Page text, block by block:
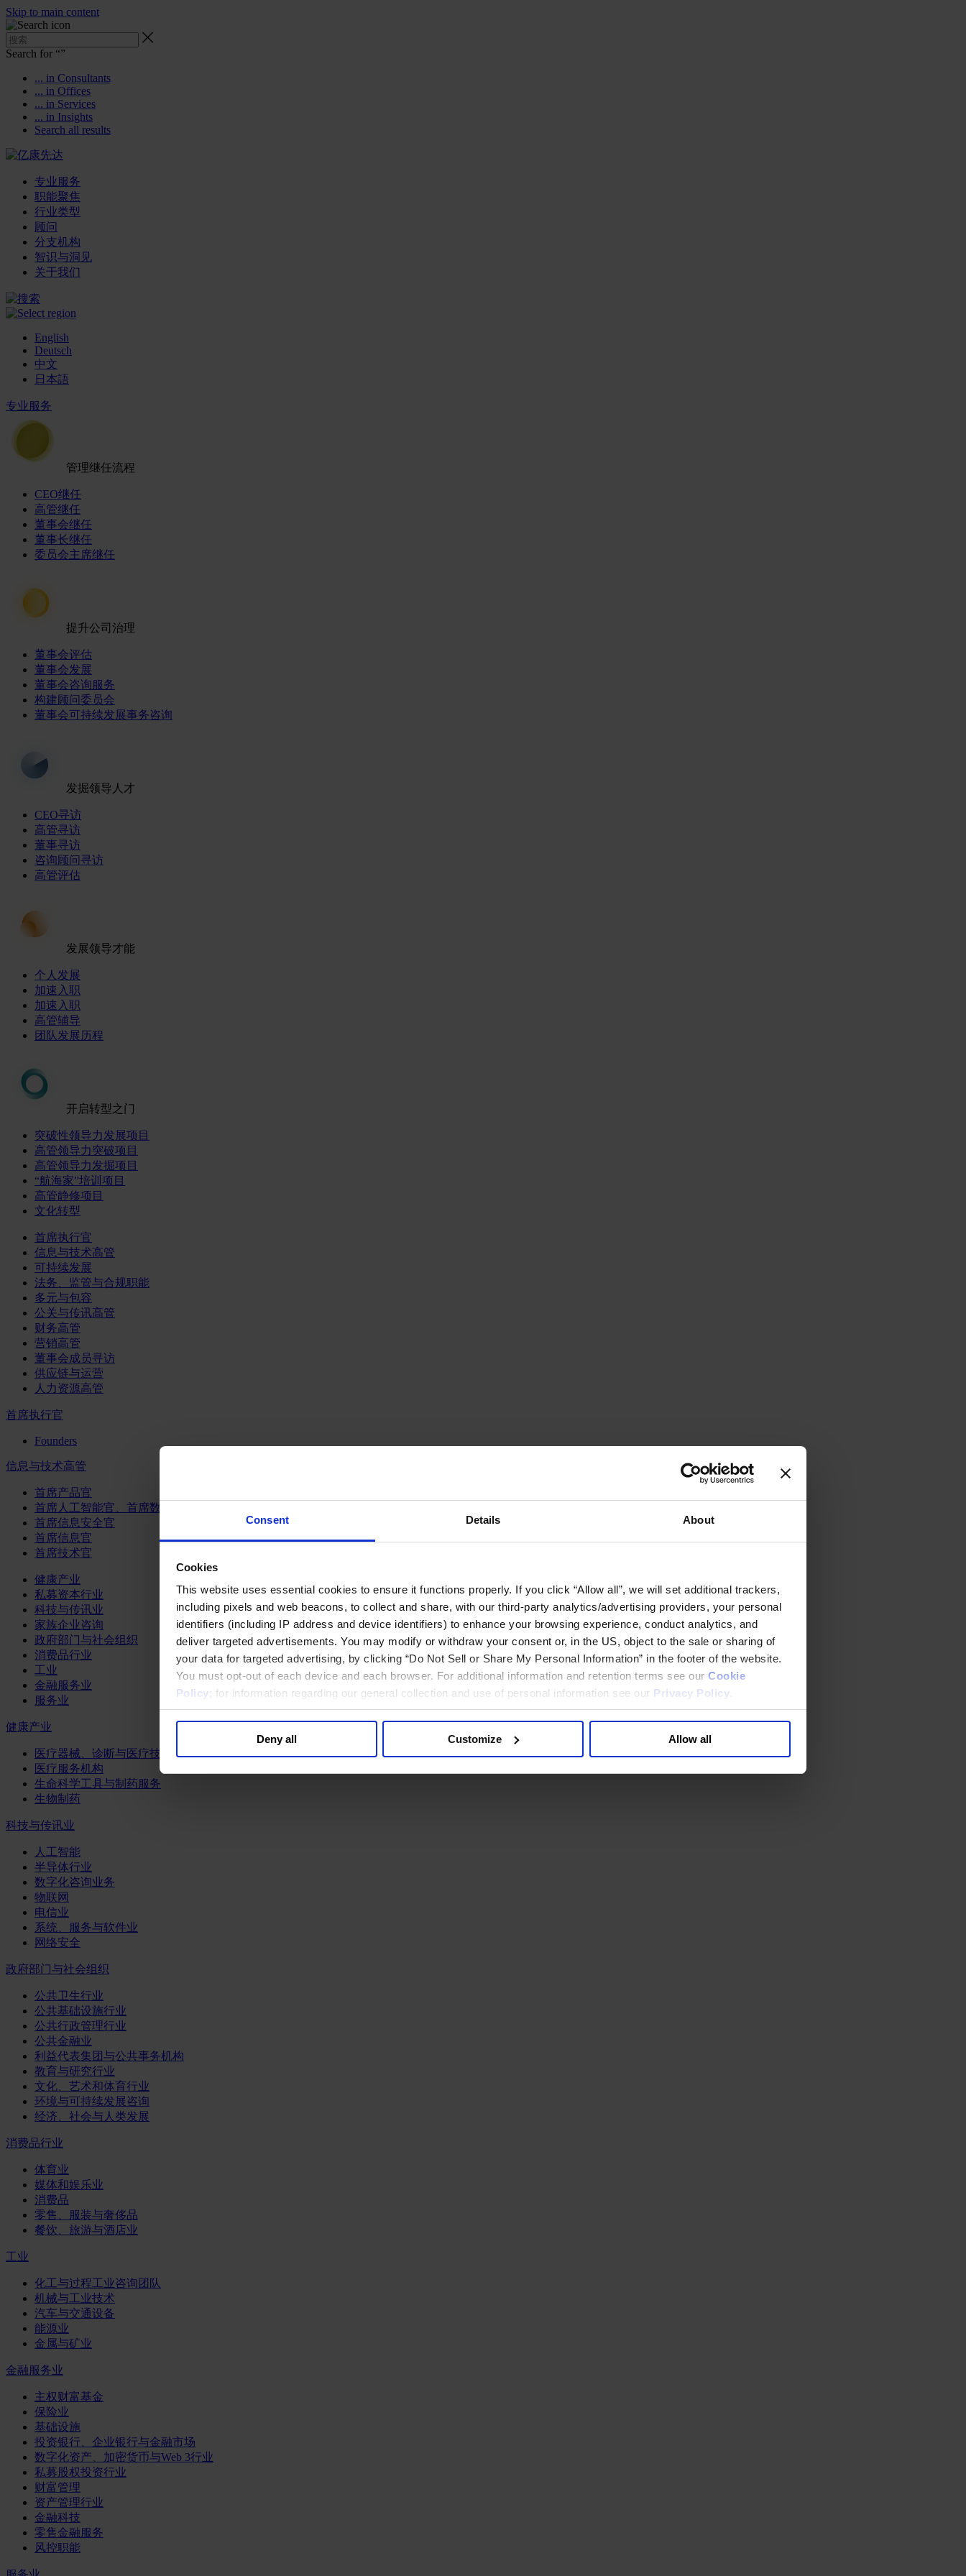
Consent Details About
Cookies
This website uses essential cookies to ensure it functions properly. If you click “Allow all”, we will set additional trackers,
including pixels and web beacons, to collect and share, with our third-party analytics/advertising providers, your personal
identifiers (including IP address and device identifiers) to enhance your browsing experience, conduct analytics, and
deliver targeted advertisements. You may modify or withdraw your consent or, in the US, object to the sale or sharing of
your data for targeted advertising, by clicking “Do Not Sell or Share My Personal Information” in the footer of the website.
You must opt-out of each device and each browser. For additional information and retention terms see our Cookie
Policy; for information regarding our general collection and use of personal information see our Privacy Policy
Deny all Customize Allow all
Skip to main content
Search for “”
... in Consultants
... in Offices
... in Services
... in Insights
Search all results
专业服务
职能聚焦
行业类型
顾问
分支机构
智识与洞见
关于我们
English
Deutsch
中文
日本語
专业服务
管理继任流程
CEO继任
高管继任
董事会继任
董事长继任
委员会主席继任
提升公司治理
董事会评估
董事会发展
董事会咨询服务
构建顾问委员会
董事会可持续发展事务咨询
发掘领导人才
CEO寻访
高管寻访
董事寻访
咨询顾问寻访
高管评估
发展领导才能
个人发展
加速入职
加速入职
高管辅导
团队发展历程
开启转型之门
突破性领导力发展项目
高管领导力突破项目
高管领导力发掘项目
“航海家”培训项目
高管静修项目
文化转型
首席执行官
信息与技术高管
可持续发展
法务、监管与合规职能
多元与包容
公关与传讯高管
财务高管
营销高管
董事会成员寻访
供应链与运营
人力资源高管
首席执行官
Founders
信息与技术高管
首席产品官
首席人工智能官、首席数据官和首席数据解析官
首席信息安全官
首席信息官
首席技术官
健康产业
私募资本行业
科技与传讯业
家族企业咨询
政府部门与社会组织
消费品行业
工业
金融服务业
服务业
健康产业
医疗器械、诊断与医疗技术
医疗服务机构
生命科学工具与制药服务
生物制药
科技与传讯业
人工智能
半导体行业
数字化咨询业务
物联网
电信业
系统、服务与软件业
网络安全
政府部门与社会组织
公共卫生行业
公共基础设施行业
公共行政管理行业
公共金融业
利益代表集团与公共事务机构
教育与研究行业
文化、艺术和体育行业
环境与可持续发展咨询
经济、社会与人类发展
消费品行业
体育业
媒体和娱乐业
消费品
零售、服装与奢侈品
餐饮、旅游与酒店业
工业
化工与过程工业咨询团队
机械与工业技术
汽车与交通设备
能源业
金属与矿业
金融服务业
主权财富基金
保险业
基础设施
投资银行、企业银行与金融市场
数字化资产、加密货币与Web 3行业
私募股权投资行业
财富管理
资产管理行业
金融科技
零售金融服务
风控职能